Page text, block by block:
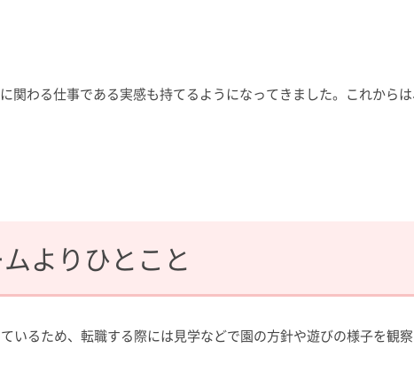
関わる仕事である実感も持てるようになってきました。これから
より ひとこと
いるため、転職する際には見学などで園の方針や遊びの様子を観